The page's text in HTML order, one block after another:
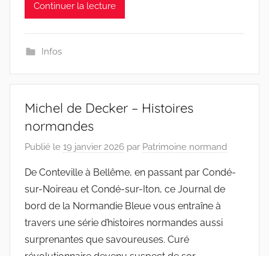
Continuer la lecture
Infos
Michel de Decker – Histoires
normandes
Publié le 19 janvier 2026 par Patrimoine normand
De Conteville à Bellême, en passant par Condé-
sur-Noireau et Condé-sur-Iton, ce Journal de
bord de la Normandie Bleue vous entraîne à
travers une série d’histoires normandes aussi
surprenantes que savoureuses. Curé